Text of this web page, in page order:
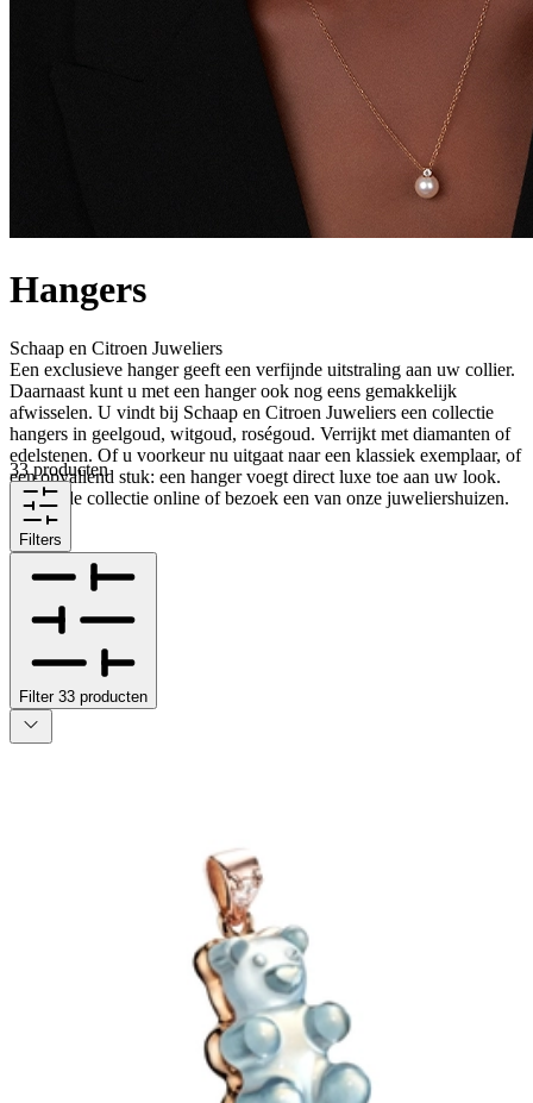
Hangers
Schaap en Citroen Juweliers
Een exclusieve hanger geeft een verfijnde uitstraling aan uw collier.
Daarnaast kunt u met een hanger ook nog eens gemakkelijk
afwisselen. U vindt bij Schaap en Citroen Juweliers een collectie
hangers in geelgoud, witgoud, roségoud. Verrijkt met diamanten of
edelstenen. Of u voorkeur nu uitgaat naar een klassiek exemplaar, of
een opvallend stuk: een hanger voegt direct luxe toe aan uw look.
Ervaar de collectie online of bezoek een van onze juweliershuizen.
33 producten
Filters
Filter 33 producten